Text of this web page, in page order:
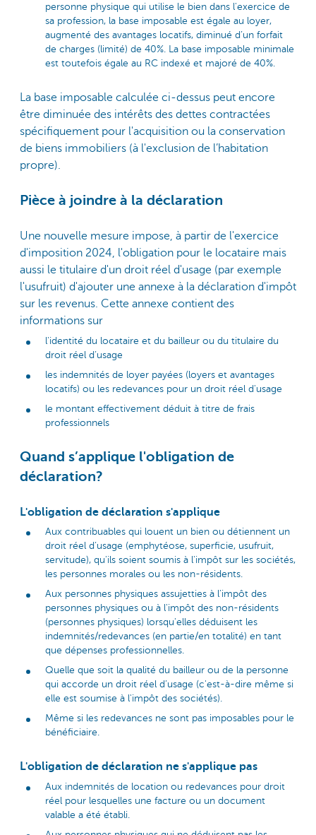
personne physique qui utilise le bien dans l'exercice de
sa profession, la base imposable est égale au loyer,
augmenté des avantages locatifs, diminué d’un forfait
de charges (limité) de 40%. La base imposable minimale
est toutefois égale au RC indexé et majoré de 40%.
La base imposable calculée ci-dessus peut encore
être diminuée des intérêts des dettes contractées
spécifiquement pour l'acquisition ou la conservation
de biens immobiliers (à l'exclusion de l’habitation
propre).
Pièce à joindre à la déclaration
Une nouvelle mesure impose, à partir de l'exercice
d'imposition 2024, l'obligation pour le locataire mais
aussi le titulaire d'un droit réel d'usage (par exemple
l'usufruit) d'ajouter une annexe à la déclaration d'impôt
sur les revenus. Cette annexe contient des
informations sur
l'identité du locataire et du bailleur ou du titulaire du
droit réel d’usage
les indemnités de loyer payées (loyers et avantages
locatifs) ou les redevances pour un droit réel d'usage
le montant effectivement déduit à titre de frais
professionnels
Quand s’applique l'obligation de
déclaration?
L'obligation de déclaration s'applique
Aux contribuables qui louent un bien ou détiennent un
droit réel d’usage (emphytéose, superficie, usufruit,
servitude), qu'ils soient soumis à l'impôt sur les sociétés,
les personnes morales ou les non-résidents.
Aux personnes physiques assujetties à l'impôt des
personnes physiques ou à l'impôt des non-résidents
(personnes physiques) lorsqu'elles déduisent les
indemnités/redevances (en partie/en totalité) en tant
que dépenses professionnelles.
Quelle que soit la qualité du bailleur ou de la personne
qui accorde un droit réel d’usage (c'est-à-dire même si
elle est soumise à l'impôt des sociétés).
Même si les redevances ne sont pas imposables pour le
bénéficiaire.
L'obligation de déclaration ne s'applique pas
Aux indemnités de location ou redevances pour droit
réel pour lesquelles une facture ou un document
valable a été établi.